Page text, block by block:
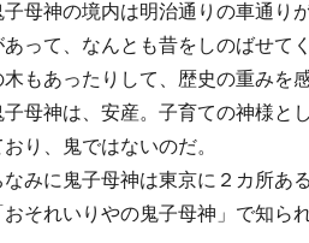
子母神の境内は明治通りの車通り
あって、なんとも昔をしのばせて
木もあったりして、歴史の重みを
子母神は、安産。子育ての神様と
おり、鬼ではないのだ。
なみに鬼子母神は東京に２カ所あ
おそれいりやの鬼子母神」で知ら